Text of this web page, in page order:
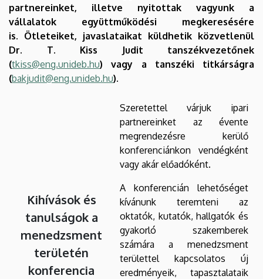
partnereinket, illetve nyitottak vagyunk a
vállalatok együttműködési megkeresésére
is. Ötleteiket, javaslataikat küldhetik közvetlenül
Dr. T. Kiss Judit tanszékvezetőnek
(tkiss@eng.unideb.hu) vagy a tanszéki titkárságra
(bakjudit@eng.unideb.hu).
Kihívások és
tanulságok a
menedzsment
területén
konferencia
Szeretettel várjuk ipari
partnereinket az évente
megrendezésre kerülő
konferenciánkon vendégként
vagy akár előadóként.
A konferencián lehetőséget
kívánunk teremteni az
oktatók, kutatók, hallgatók és
gyakorló szakemberek
számára a menedzsment
területtel kapcsolatos új
eredményeik, tapasztalataik